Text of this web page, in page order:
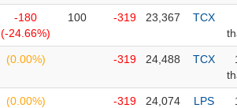
-180
(-24.66%)
100 -319 23,367
TCX
(0.00%) -319 24,488 TCX
(0.00%) -319 24,074 LPS